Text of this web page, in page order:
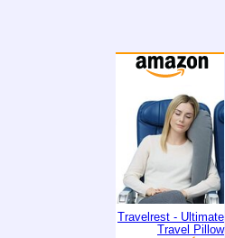
Travelrest - Ultimate
Travel Pillow